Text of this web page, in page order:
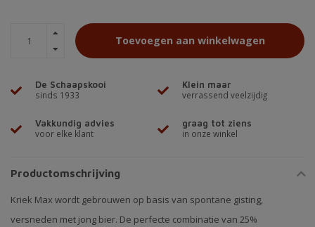
Toevoegen aan winkelwagen
De Schaapskooi
sinds 1933
Klein maar
verrassend veelzijdig
Vakkundig advies
voor elke klant
graag tot ziens
in onze winkel
Productomschrijving
Kriek Max wordt gebrouwen op basis van spontane gisting,
versneden met jong bier. De perfecte combinatie van 25%